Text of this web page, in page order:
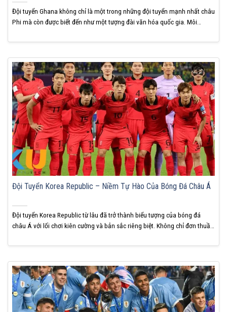
Đội tuyển Ghana không chỉ là một trong những đội tuyển mạnh nhất châu
Phi mà còn được biết đến như một tượng đài văn hóa quốc gia. Môi
những đổi mới trong tư duy hiện đại, tạo nên bức...
Đội Tuyển Korea Republic – Niềm Tự Hào Của Bóng Đá Châu Á
Đội tuyển Korea Republic từ lâu đã trở thành biểu tượng của bóng đá
châu Á với lối chơi kiên cường và bản sắc riêng biệt. Không chỉ đơn thuần
châu Âu nếm mùi thất bại. KUBET cho biết...